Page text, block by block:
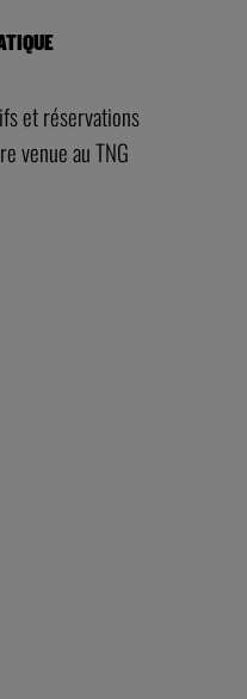
et réservations
venue au TNG